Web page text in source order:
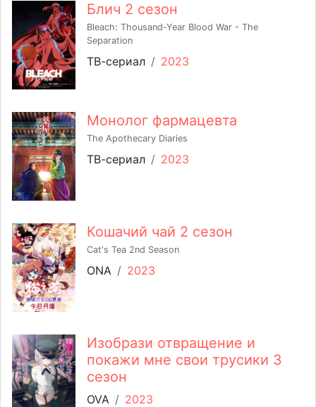
Блич 2 сезон
Bleach: Thousand-Year Blood War - The
Separation
ТВ-сериал / 2023
Монолог фармацевта
The Apothecary Diaries
ТВ-сериал / 2023
Кошачий чай 2 сезон
Cat's Tea 2nd Season
ONA / 2023
Изобрази отвращение и
покажи мне свои трусики 3
сезон
OVA / 2023